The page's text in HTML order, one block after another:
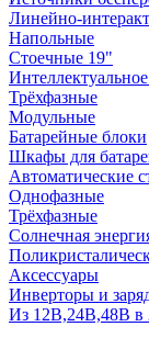
Линейно-
Напольные
Стоечные 19"
Трёхфазные
Модульные
Батарейные блоки
Шкафы для
Автоматические
Однофазные
Трёхфазные
Солнечная
Аксессуары
Инверторы и
Из 12В,24В,48В в